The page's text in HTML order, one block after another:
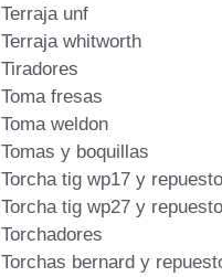
Terraja unf
Terraja whitworth
Tiradores
Toma fresas
Toma weldon
Tomas y boquillas
Torcha tig wp17 y
Torcha tig wp27 y
Torchadores
Torchas bernard y